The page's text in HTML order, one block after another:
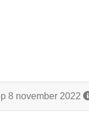
8 november 2022